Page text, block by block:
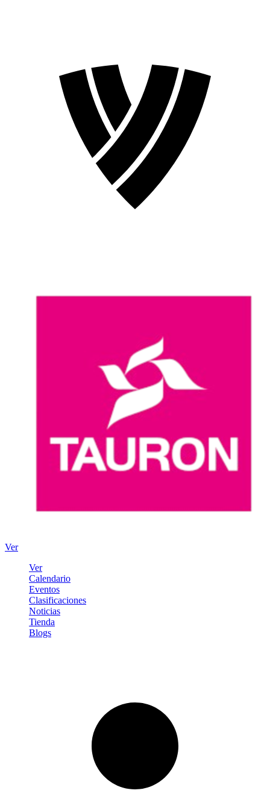
Ver
Ver
Calendario
Eventos
Clasificaciones
Noticias
Tienda
Blogs